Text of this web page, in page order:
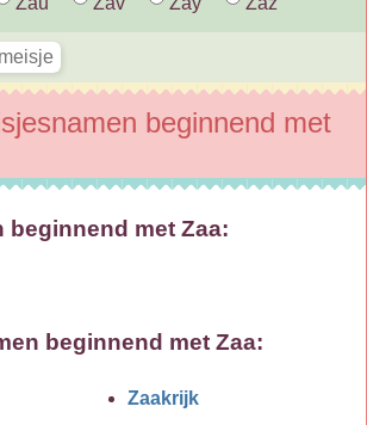
beginnend met
beginnend met Zaa:
beginnend met Zaa:
Zaakrijk